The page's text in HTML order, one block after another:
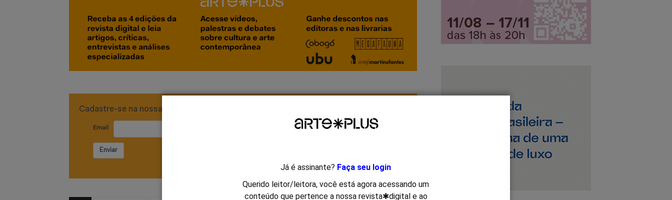
Já é assinante? Faça seu login
Querido leitor/leitora, você está agora acessando um
conteúdo que pertence a nossa revista✱digital e ao
Cadastre-se na nossa newsletter
Email
Enviar